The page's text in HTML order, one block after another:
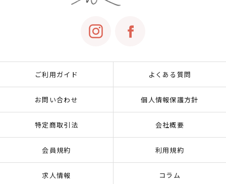
ご利用ガイド よくある質問
お問い合わせ 個人情報保護方針
特定商取引法 会社概要
会員規約 利用規約
求人情報 コラム